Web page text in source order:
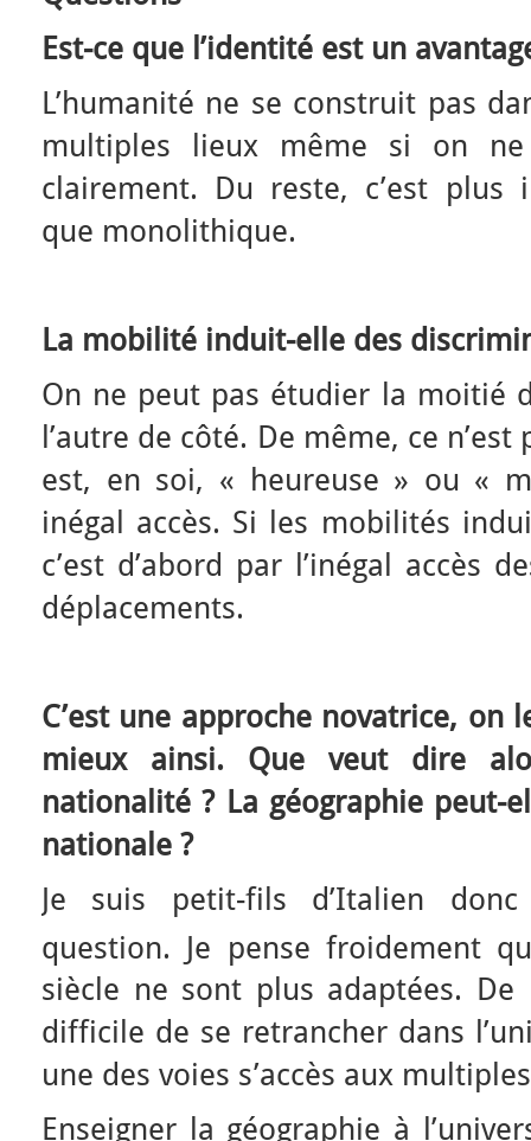
Est-ce que l’identité est un
L’humanité ne se construit pas
multiples lieux même si on
clairement. Du reste, c’est plus
que monolithique.
La mobilité induit-elle des
On ne peut pas étudier la moitié
l’autre de côté. De même, ce
est, en soi, « heureuse » ou «
inégal accès. Si les mobilités
c’est d’abord par l’inégal accès
déplacements.
C’est une approche novatrice, on
mieux ainsi. Que veut dire
nationalité ? La géographie peut-
nationale ?
Je suis petit-fils d’Italien
question. Je pense froidement
siècle ne sont plus adaptées.
difficile de se retrancher dans
une des voies s’accès aux
Enseigner la géographie à